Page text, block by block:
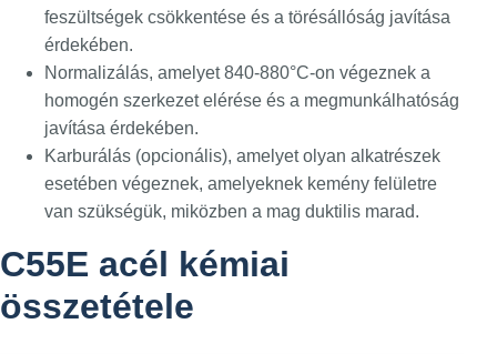
feszültségek csökkentése és a törésállóság javítása
érdekében.
Normalizálás, amelyet 840-880°C-on végeznek a
homogén szerkezet elérése és a megmunkálhatóság
javítása érdekében.
Karburálás (opcionális), amelyet olyan alkatrészek
esetében végeznek, amelyeknek kemény felületre
van szükségük, miközben a mag duktilis marad.
C55E acél kémiai
összetétele